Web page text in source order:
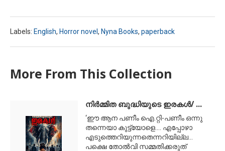
Labels: English, Horror novel , Nyna Books, paperback
More From This Collection
നിര്‍മ്മിത ബുദ്ധിയുടെ ഇരകള്‍/ ...
‘ഈ ആന പണീം ഐ.റ്റി-പണീം ഒന്നു
തന്നെയാ കുട്ട്യോളെ.... എപ്പോഴാ
എടുത്തെറിയുന്നതെന്നറിയില്ല...
പക്ഷെ തോല്‍വി സമ്മതിക്കരുത്